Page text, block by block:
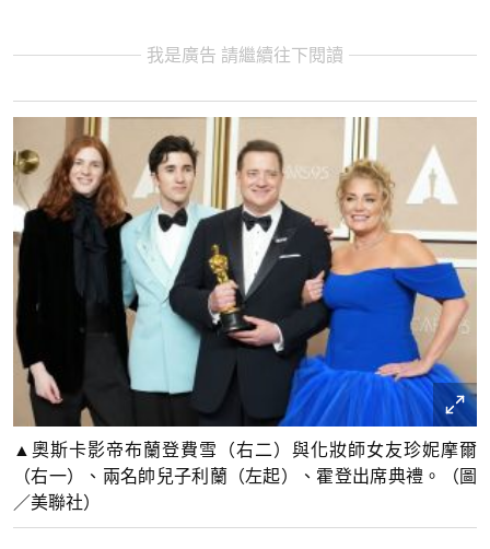
我是廣告 請繼續往下閱讀
▲奧斯卡影帝布蘭登費雪（右二）與化妝師女友珍妮摩爾
（右一）、兩名帥兒子利蘭（左起）、霍登出席典禮。（圖
／美聯社）